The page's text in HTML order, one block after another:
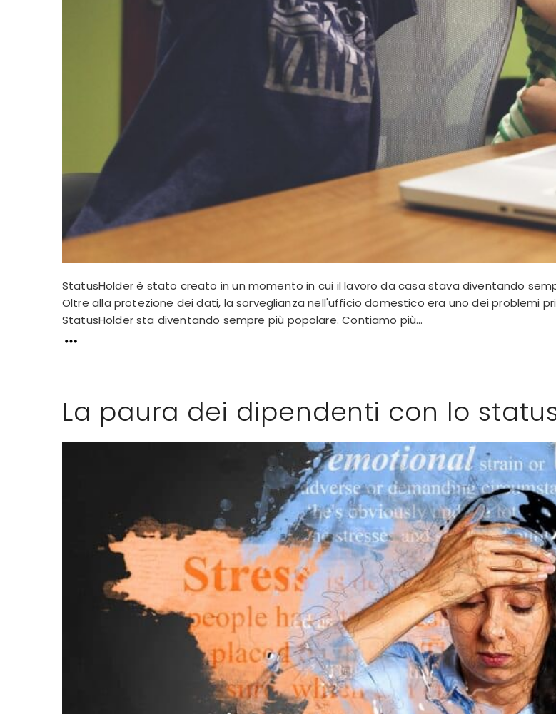
StatusHolder è stato creato in un momento in cui il lavoro da casa stava diventando
Oltre alla protezione dei dati, la sorveglianza nell'ufficio domestico era uno dei problemi
StatusHolder sta diventando sempre più popolare. Contiamo più...
La paura dei dipendenti con lo